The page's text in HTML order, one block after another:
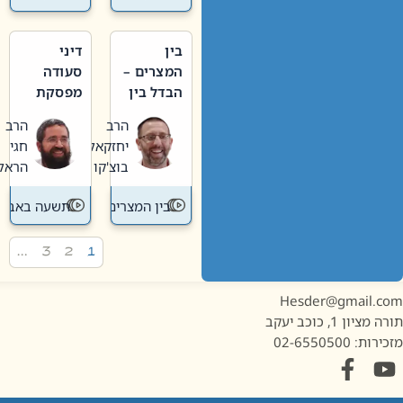
בין
המצרים –
הבדל בין
חדשה
לישנה
הרב
יחזקאל
בוצ'קו
בין המצרים
דיני
סעודה
מפסקת
תשעה
באב
הרב
חגי
הראל
תשעה באב
1, כוכב יעקב
02-6550500